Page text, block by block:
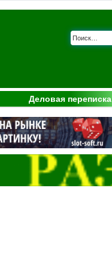
Деловая переписка